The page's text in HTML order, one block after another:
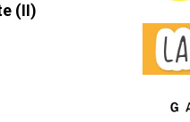
(II)